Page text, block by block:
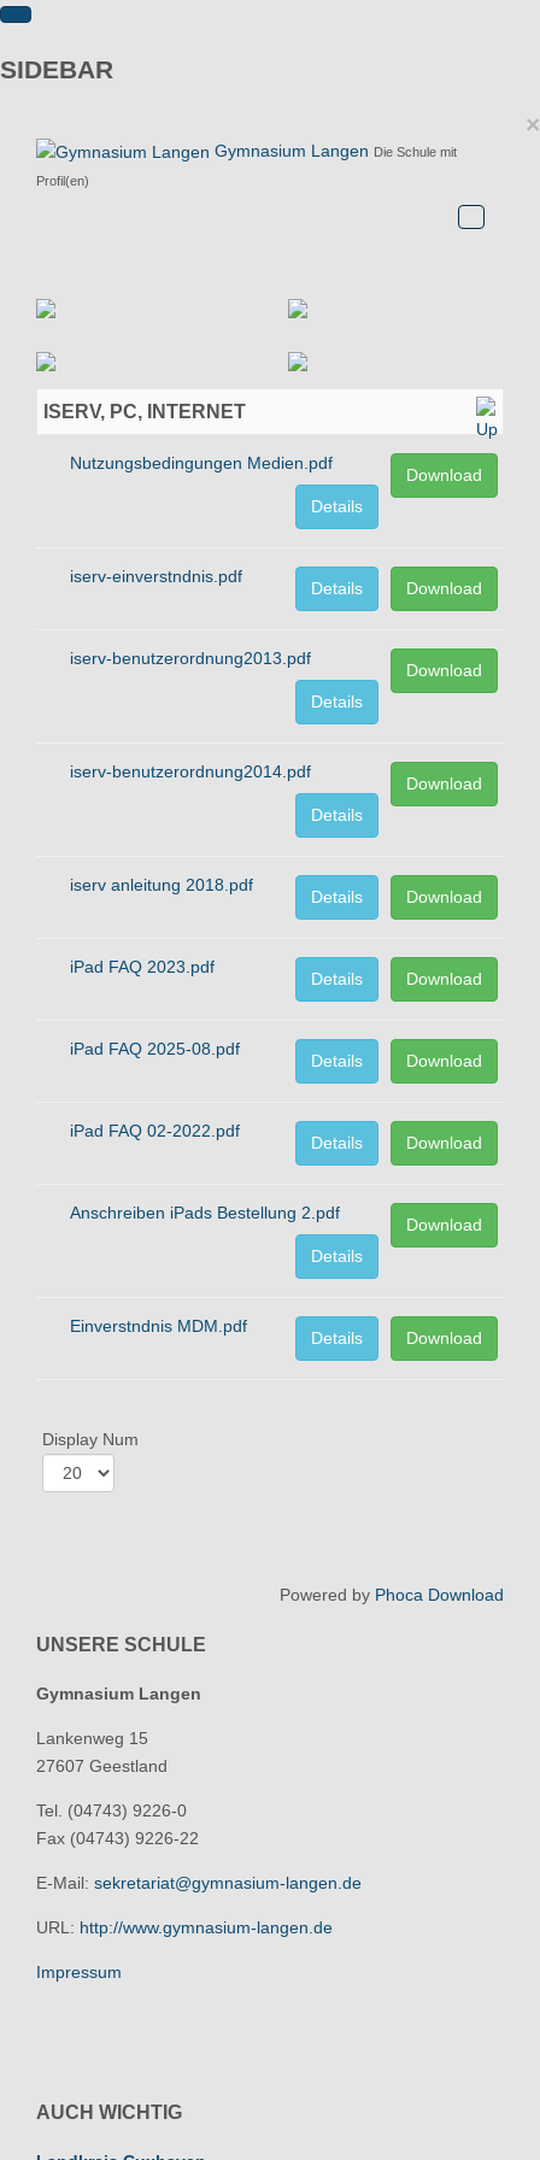
SIDEBAR
×
Gymnasium Langen Die Schule mit
Profil(en)
ISERV, PC, INTERNET
Nutzungsbedingungen Medien.pdf
Download
Details
iserv-einverstndnis.pdf
Download
Details
iserv-benutzerordnung2013.pdf
Download
Details
iserv-benutzerordnung2014.pdf
Download
Details
iserv anleitung 2018.pdf
Download
Details
iPad FAQ 2023.pdf
Download
Details
iPad FAQ 2025-08.pdf
Download
Details
iPad FAQ 02-2022.pdf
Download
Details
Anschreiben iPads Bestellung 2.pdf
Download
Details
Einverstndnis MDM.pdf
Download
Details
Display Num
Powered by Phoca Download
UNSERE SCHULE
Gymnasium Langen
Lankenweg 15
27607 Geestland
Tel. (04743) 9226-0
Fax (04743) 9226-22
E-Mail: sekretariat@gymnasium-langen.de
URL: http://www.gymnasium-langen.de
Impressum
AUCH WICHTIG